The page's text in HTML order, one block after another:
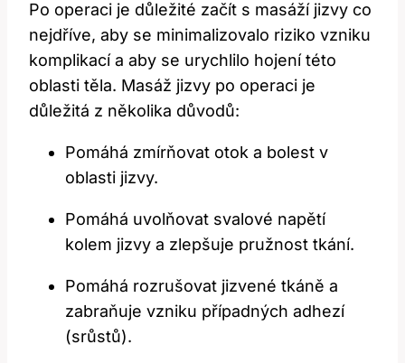
Po operaci je důležité začít s masáží jizvy co
nejdříve, aby se minimalizovalo riziko vzniku
komplikací a aby se urychlilo hojení této
oblasti těla. Masáž jizvy po operaci je
důležitá z několika důvodů:
Pomáhá zmírňovat otok a bolest v
oblasti jizvy.
Pomáhá uvolňovat svalové napětí
kolem jizvy a zlepšuje pružnost tkání.
Pomáhá rozrušovat jizvené tkáně a
zabraňuje vzniku případných adhezí
(srůstů).